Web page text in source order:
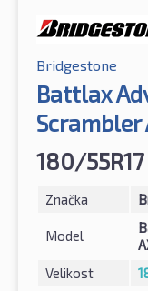
Bridgestone
Battlax
Scrambler
180/
Značka
Model
Velikost